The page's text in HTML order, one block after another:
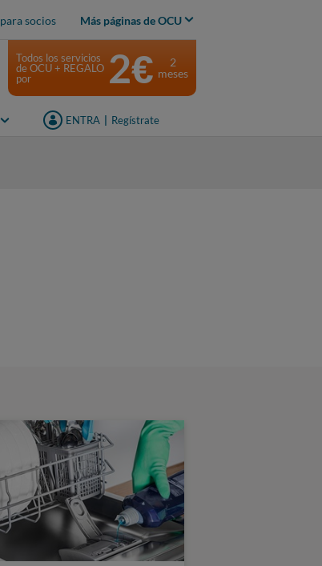
socios Más páginas de OCU
ENTRA Regístrate
Todos los servicios
de OCU + REGALO
por
2€
2
meses